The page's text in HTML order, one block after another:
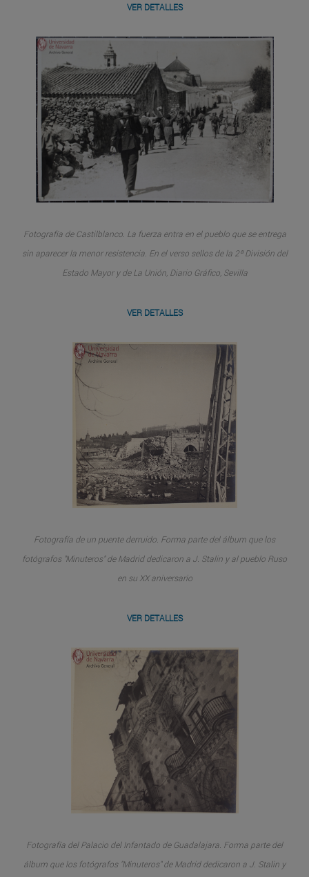
VER DETALLES
Fotografía de Castilblanco. La fuerza entra en el pueblo que se entrega
sin aparecer la menor resistencia. En el verso sellos de la 2ª División del
Estado Mayor y de La Unión, Diario Gráfico, Sevilla
VER DETALLES
Fotografía de un puente derruido. Forma parte del álbum que los
fotógrafos "Minuteros" de Madrid dedicaron a J. Stalin y al pueblo Ruso
en su XX aniversario
VER DETALLES
Fotografía del Palacio del Infantado de Guadalajara. Forma parte del
álbum que los fotógrafos "Minuteros" de Madrid dedicaron a J. Stalin y